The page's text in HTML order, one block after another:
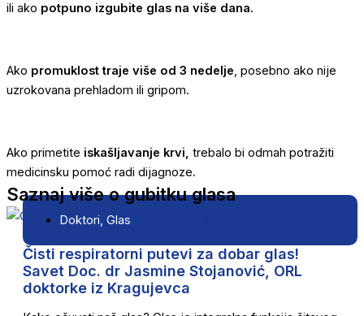
ili ako potpuno izgubite glas na više dana.
Ako promuklost traje više od 3 nedelje, posebno ako nije
uzrokovana prehladom ili gripom.
Ako primetite iskašljavanje krvi, trebalo bi odmah potražiti
medicinsku pomoć radi dijagnoze.
Saznaj više o gubitku glasa
Doktori, Glas
Čisti respiratorni putevi za dobar glas!
Savet Doc. dr Jasmine Stojanović, ORL
doktorke iz Kragujevca